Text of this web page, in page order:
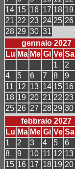
14 15 16 17 18 19
21 22 23 24 25 26
28 29 30 31
gennaio 2027
Lu Ma Me Gi Ve Sa
1
2
4
5 6 7 8 9
11 12 13 14 15 16
18 19 20 21 22 23
25 26 27 28 29 30
febbraio 2027
Lu Ma Me Gi Ve Sa
1
2 3 4 5 6
8
9 10 11 12 13
15 16 17 18 19 20